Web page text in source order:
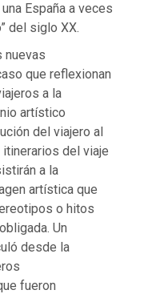
España a veces
del siglo XX.
nuevas
que reflexionan
a la
artístico
del viajero al
del viaje
a la
artística que
o hitos
Un
desde la
fueron